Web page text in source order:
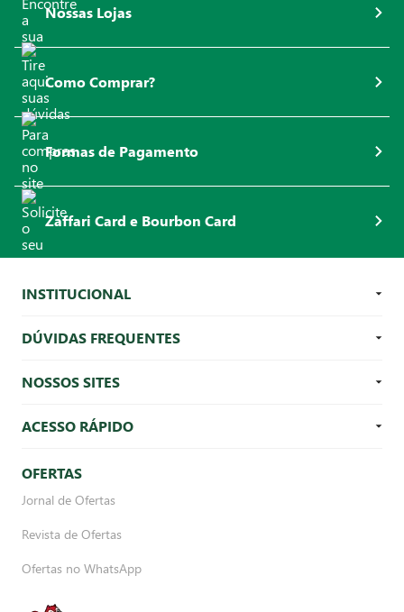
Nossas Lojas
Como Comprar?
Formas de Pagamento
Zaffari Card e Bourbon Card
INSTITUCIONAL
DÚVIDAS FREQUENTES
NOSSOS SITES
ACESSO RÁPIDO
OFERTAS
Jornal de Ofertas
Revista de Ofertas
Ofertas no WhatsApp